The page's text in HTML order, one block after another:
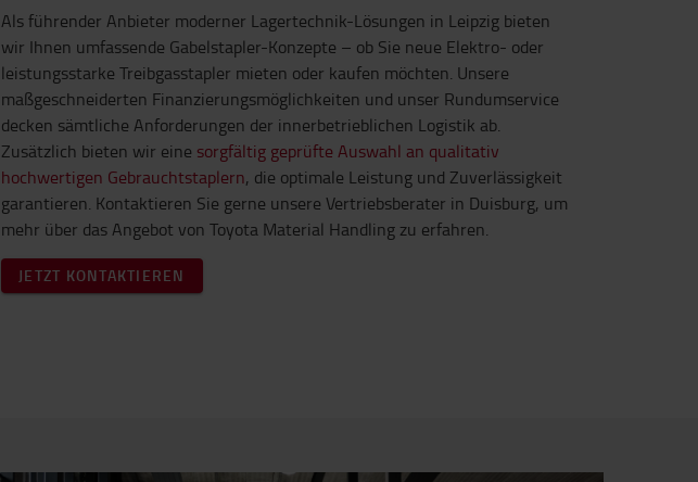
Als führender Anbieter moderner Lagertechnik-Lösungen in Leipzig bieten
wir Ihnen umfassende Gabelstapler-Konzepte – ob Sie neue Elektro- oder
leistungsstarke Treibgasstapler mieten oder kaufen möchten. Unsere
maßgeschneiderten Finanzierungsmöglichkeiten und unser Rundumservice
decken sämtliche Anforderungen der innerbetrieblichen Logistik ab.
Zusätzlich bieten wir eine sorgfältig geprüfte Auswahl an qualitativ
hochwertigen Gebrauchtstaplern, die optimale Leistung und Zuverlässigkeit
garantieren. Kontaktieren Sie gerne unsere Vertriebsberater in Duisburg, um
mehr über das Angebot von Toyota Material Handling zu erfahren.
JETZT KONTAKTIEREN